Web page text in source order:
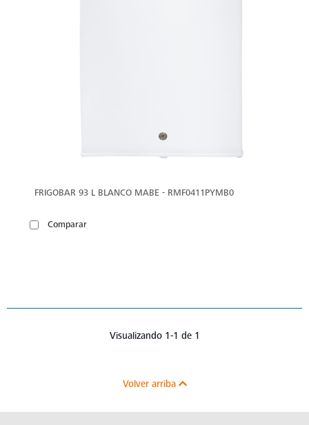
FRIGOBAR 93 L BLANCO MABE - RMF0411PYMB0
Comparar
Visualizando 1-1 de 1
Volver arriba